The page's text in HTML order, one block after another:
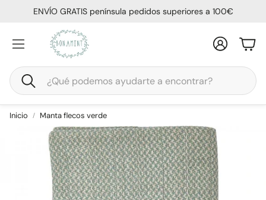
ENVÍO GRATIS península pedidos superiores a 100€
Buscar
Cuenta
Colchón Calma Almohada
Cama funcional casita Cama Casita
Inicio Manta flecos verde